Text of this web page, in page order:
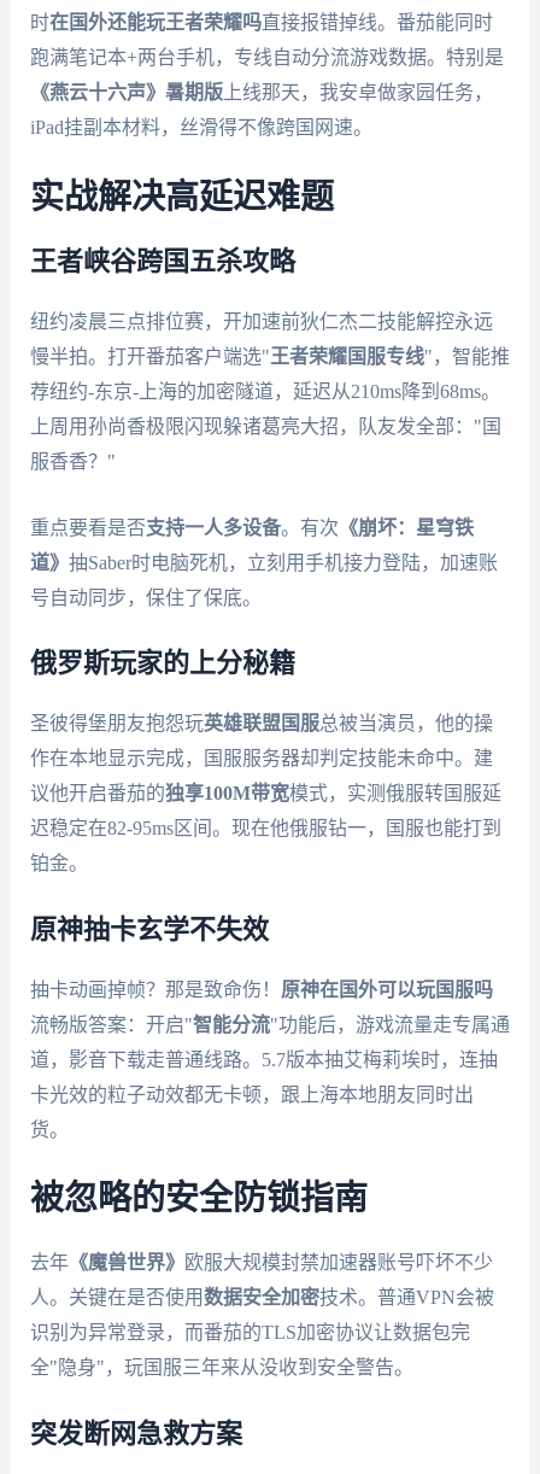
时在国外还能玩王者荣耀吗直接报错掉线。番茄能同时
跑满笔记本+两台手机，专线自动分流游戏数据。特别是
《燕云十六声》暑期版上线那天，我安卓做家园任务，
iPad挂副本材料，丝滑得不像跨国网速。
实战解决高延迟难题
王者峡谷跨国五杀攻略
纽约凌晨三点排位赛，开加速前狄仁杰二技能解控永远
慢半拍。打开番茄客户端选"王者荣耀国服专线"，智能推
荐纽约-东京-上海的加密隧道，延迟从210ms降到68ms。
上周用孙尚香极限闪现躲诸葛亮大招，队友发全部："国
服香香？"
重点要看是否支持一人多设备。有次 《崩坏：星穹铁
道》 抽Saber时电脑死机，立刻用手机接力登陆，加速账
号自动同步，保住了保底。
俄罗斯玩家的上分秘籍
圣彼得堡朋友抱怨玩英雄联盟国服总被当演员，他的操
作在本地显示完成，国服服务器却判定技能未命中。建
议他开启番茄的独享100M带宽模式，实测俄服转国服延
迟稳定在82-95ms区间。现在他俄服钻一，国服也能打到
铂金。
原神抽卡玄学不失效
抽卡动画掉帧？那是致命伤！ 原神在国外可以玩国服吗
流畅版答案：开启"智能分流"功能后，游戏流量走专属通
道，影音下载走普通线路。5.7版本抽艾梅莉埃时，连抽
卡光效的粒子动效都无卡顿，跟上海本地朋友同时出
货。
被忽略的安全防锁指南
去年《魔兽世界》 欧服大规模封禁加速器账号吓坏不少
人。关键在是否使用数据安全加密技术。普通VPN会被
识别为异常登录，而番茄的TLS加密协议让数据包完
全"隐身"，玩国服三年来从没收到安全警告。
突发断网急救方案